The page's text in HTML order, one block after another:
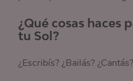
¿Qué cosas haces
tu Sol?
¿Escribís? ¿Bailás?